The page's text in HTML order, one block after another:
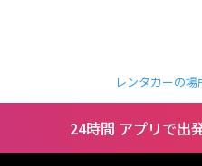
レンタカーの
24時間 アプリで出